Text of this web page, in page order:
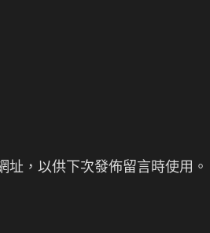
址，以供下次發佈留言時使用。